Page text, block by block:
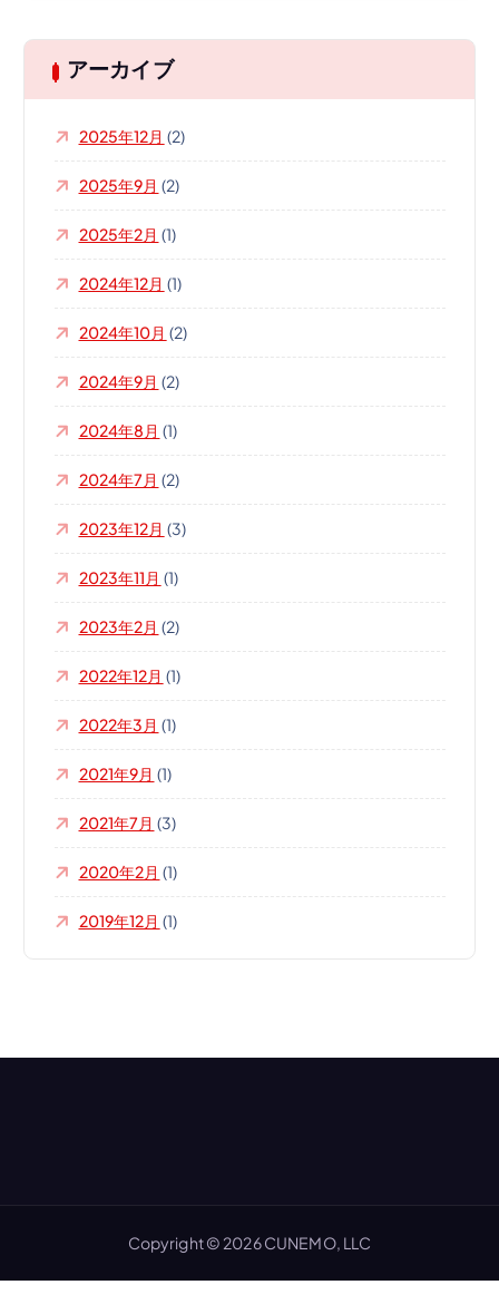
アーカイブ
2025年12月 (2)
2025年9月 (2)
2025年2月 (1)
2024年12月 (1)
2024年10月 (2)
2024年9月 (2)
2024年8月 (1)
2024年7月 (2)
2023年12月 (3)
2023年11月 (1)
2023年2月 (2)
2022年12月 (1)
2022年3月 (1)
2021年9月 (1)
2021年7月 (3)
2020年2月 (1)
2019年12月 (1)
Copyright © 2026 CUNEMO, LLC